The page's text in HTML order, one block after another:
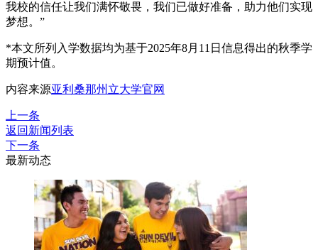
我校的信任让我们满怀敬畏，我们已做好准备，助力他们实现
梦想。”
*本文所列入学数据均为基于2025年8月11日信息得出的秋季学
期预计值。
内容来源亚利桑那州立大学官网
上一条
返回新闻列表
下一条
最新动态